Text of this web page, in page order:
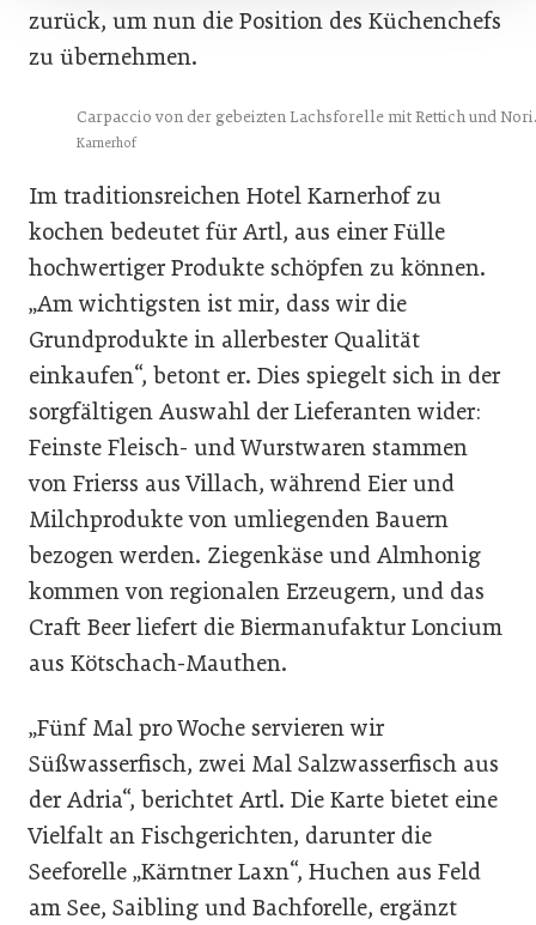
zurück, um nun die Position des Küchenchefs
zu übernehmen.
Carpaccio von der gebeizten Lachsforelle mit Rettich und
Karnerhof
Im traditionsreichen Hotel Karnerhof zu
kochen bedeutet für Artl, aus einer Fülle
hochwertiger Produkte schöpfen zu können.
„Am wichtigsten ist mir, dass wir die
Grundprodukte in allerbester Qualität
einkaufen“, betont er. Dies spiegelt sich in der
sorgfältigen Auswahl der Lieferanten wider:
Feinste Fleisch- und Wurstwaren stammen
von Frierss aus Villach, während Eier und
Milchprodukte von umliegenden Bauern
bezogen werden. Ziegenkäse und Almhonig
kommen von regionalen Erzeugern, und das
Craft Beer liefert die Biermanufaktur Loncium
aus Kötschach-Mauthen.
„Fünf Mal pro Woche servieren wir
Süßwasserfisch, zwei Mal Salzwasserfisch aus
der Adria“, berichtet Artl. Die Karte bietet eine
Vielfalt an Fischgerichten, darunter die
Seeforelle „Kärntner Laxn“, Huchen aus Feld
am See, Saibling und Bachforelle, ergänzt